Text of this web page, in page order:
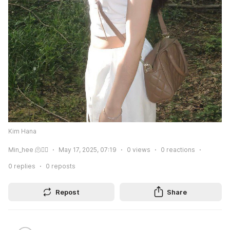
Kim Hana
Min_hee 🫠❤️‍🔥 May 17, 2025, 07:19 0 views 0 reactions
0 replies 0 reposts
Repost Share